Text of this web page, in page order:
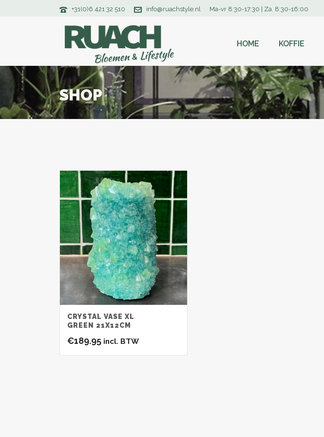
+31(0)6 421 32 510 info@ruachstyle.nl Ma-vr 8:30-17:30 | Za. 8:30-16:00
HOME KOFFIE
SHOP
CRYSTAL VASE XL
GREEN 21X12CM
€189.95 incl. BTW